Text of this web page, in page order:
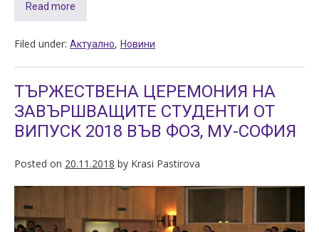
Read more
Filed under: Актуално, Новини
ТЪРЖЕСТВЕНА ЦЕРЕМОНИЯ НА
ЗАВЪРШВАЩИТЕ СТУДЕНТИ ОТ
ВИПУСК 2018 ВЪВ ФОЗ, МУ-СОФИЯ
Posted on 20.11.2018 by Krasi Pastirova